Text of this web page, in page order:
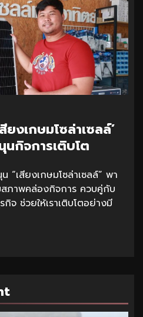
ยงเกษมโซล่าเซลล์’
กิจการเติบโต
เสียงเกษมโซล่าเซลล์” พา
สภาพคล่องกิจการ ควบคู่กับ
กิจ ช่วยให้เราเติบโตอย่างมี